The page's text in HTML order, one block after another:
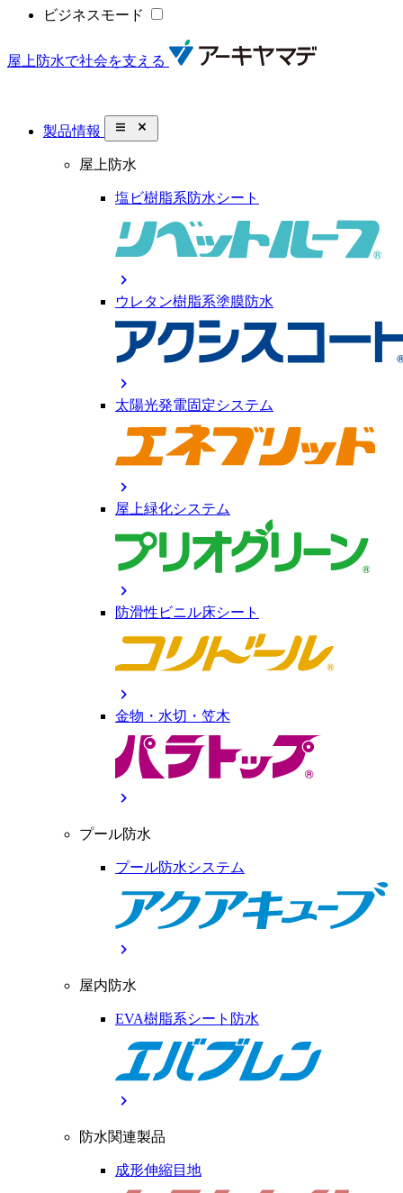
ビジネスモード
屋上防水で社会を支える
製品情報 close_small
屋上防水
塩ビ樹脂系防水シート
chevron_right
ウレタン樹脂系塗膜防水
chevron_right
太陽光発電固定システム
chevron_right
屋上緑化システム
chevron_right
防滑性ビニル床シート
chevron_right
金物・水切・笠木
chevron_right
プール防水
プール防水システム
chevron_right
屋内防水
EVA樹脂系シート防水
chevron_right
防水関連製品
成形伸縮目地